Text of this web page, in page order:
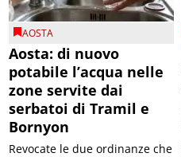
AOSTA
Aosta: di nuovo
potabile l’acqua nelle
zone servite dai
serbatoi di Tramil e
Bornyon
Revocate le due ordinanze che